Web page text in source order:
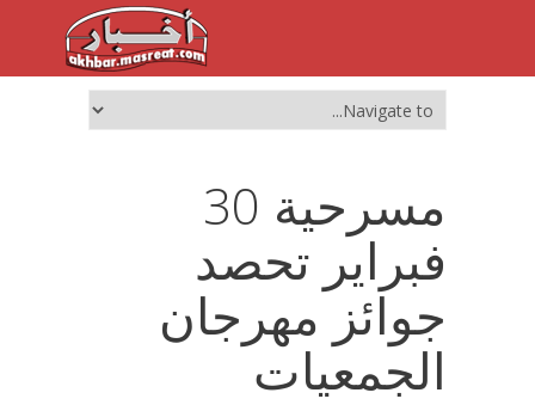
مسرحية 30
فبراير تحصد
جوائز مهرجان
الجمعيات